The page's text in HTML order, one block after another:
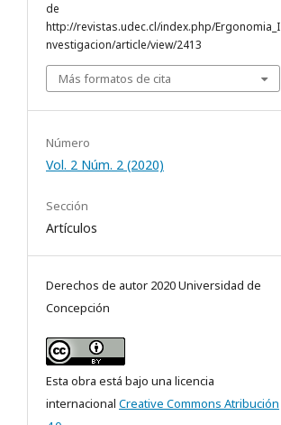
de
http://revistas.udec.cl/index.php/Ergonomia_I
nvestigacion/article/view/2413
Más formatos de cita
Número
Vol. 2 Núm. 2 (2020)
Sección
Artículos
Derechos de autor 2020 Universidad de
Concepción
Esta obra está bajo una licencia
internacional Creative Commons Atribución